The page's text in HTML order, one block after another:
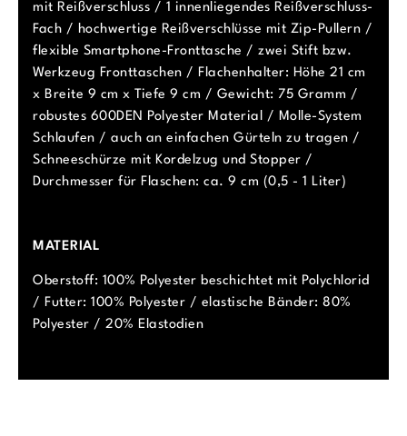
mit Reißverschluss / 1 innenliegendes Reißverschluss-
Fach / hochwertige Reißverschlüsse mit Zip-Pullern /
flexible Smartphone-Fronttasche / zwei Stift bzw.
Werkzeug Fronttaschen / Flachenhalter: Höhe 21 cm
x Breite 9 cm x Tiefe 9 cm / Gewicht: 75 Gramm /
robustes 600DEN Polyester Material / Molle-System
Schlaufen / auch an einfachen Gürteln zu tragen /
Schneeschürze mit Kordelzug und Stopper /
Durchmesser für Flaschen: ca. 9 cm (0,5 - 1 Liter)
MATERIAL
Oberstoff: 100% Polyester beschichtet mit Polychlorid
/ Futter: 100% Polyester / elastische Bänder: 80%
Polyester / 20% Elastodien